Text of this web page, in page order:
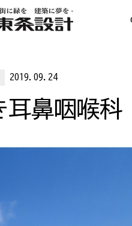
2019.09.24
耳鼻咽喉科